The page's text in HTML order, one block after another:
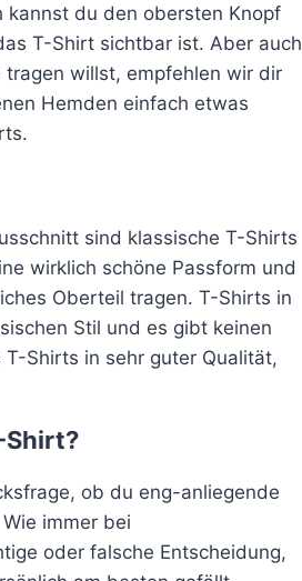
du den obersten Knopf
T-Shirt sichtbar ist. Aber auch
willst, empfehlen wir dir
Hemden einfach etwas
sind klassische T-Shirts
wirklich schöne Passform und
Oberteil tragen. T-Shirts in
Stil und es gibt keinen
Shirts in sehr guter Qualität,
Shirt?
ob du eng-anliegende
immer bei
oder falsche Entscheidung,